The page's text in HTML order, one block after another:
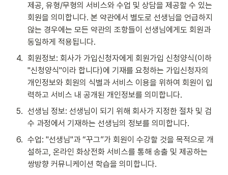
제공, 유형/무형의 서비스와 수업 및 상담을 제공할 수 있는
회원을 의미합니다. 본 약관에서 별도로 선생님을 언급하지
않는 경우에는 모든 약관의 조항들이 선생님에게도 회원과
동일하게 적용됩니다.
4. 회원정보: 회사가 가입신청자에게 회원가입 신청양식(이하
"신청양식"이라 합니다)에 기재를 요청하는 가입신청자의
개인정보와 회원의 식별과 서비스 이용을 위하여 회원이 입
력하고 서비스 내 공개된 개인정보를 의미합니다.
5. 선생님 정보: 선생님이 되기 위해 회사가 지정한 절차 및 검
수 과정에서 기재하는 선생님의 정보를 의미합니다.
6. 수업: "선생님"과 “꾸그”가 회원이 수강할 것을 목적으로 개
설하고, 온라인 화상전화 서비스를 통해 송출 및 제공하는
쌍방향 커뮤니케이션 학습을 의미합니다.